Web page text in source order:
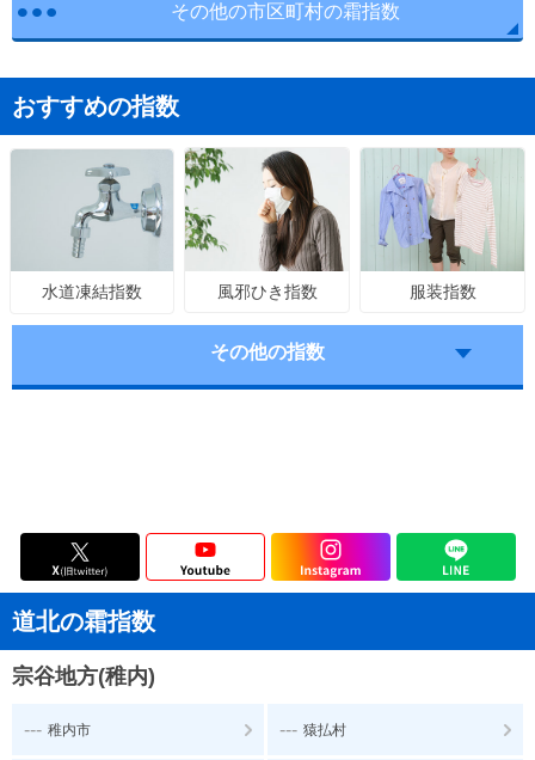
その他の市区町村の霜指数
おすすめの指数
水道凍結指数 風邪ひき指数 服装指数
その他の指数
道北の霜指数
宗谷地方(稚内)
--- 稚内市 --- 猿払村